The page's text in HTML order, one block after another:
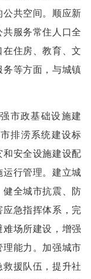
公共空间。顺应新
服务常住人口全
住房、教育、文
等方面，与城镇
市政基础设施建
排涝系统建设标
安全设施建设配
行管理。建立城
全城市抗震、防
急指挥体系，完
场所建设，增强
能力。加强城市
援队伍，提升社